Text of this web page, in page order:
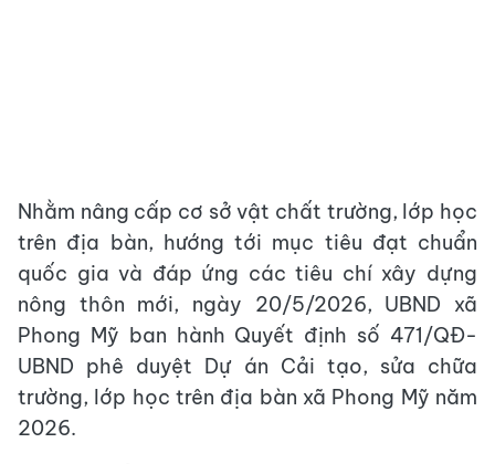
Nhằm nâng cấp cơ sở vật chất trường, lớp học
trên địa bàn, hướng tới mục tiêu đạt chuẩn
quốc gia và đáp ứng các tiêu chí xây dựng
nông thôn mới, ngày 20/5/2026, UBND xã
Phong Mỹ ban hành Quyết định số 471/QĐ-
UBND phê duyệt Dự án Cải tạo, sửa chữa
trường, lớp học trên địa bàn xã Phong Mỹ năm
2026.